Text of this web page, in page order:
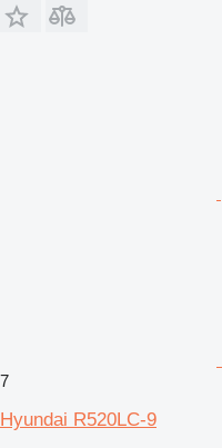
7
Hyundai R520LC-9